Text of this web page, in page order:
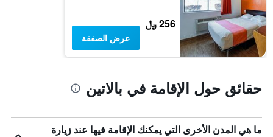
يعرض
متوسط
سعر
غرفة
256 ﷼
عرض الصفقة
حقائق حول الإقامة في بالاتين
ما هي المدن الأخرى التي يمكنك الإقامة فيها عند زيارة